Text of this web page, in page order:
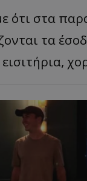
ότι στα
τα